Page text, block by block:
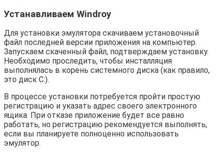
Устанавливаем Windroy
Для установки эмулятора скачиваем установочный
файл последней версии приложения на компьютер.
Запускаем скаченный файл, подтверждаем установку.
Необходимо проследить, чтобы инсталляция
выполнялась в корень системного диска (как правило,
это диск C:).
В процессе установки потребуется пройти простую
регистрацию и указать адрес своего электронного
ящика. При отказе приложение будет все равно
работать, но регистрацию рекомендуется выполнять,
если вы планируете полноценно использовать
эмулятор.